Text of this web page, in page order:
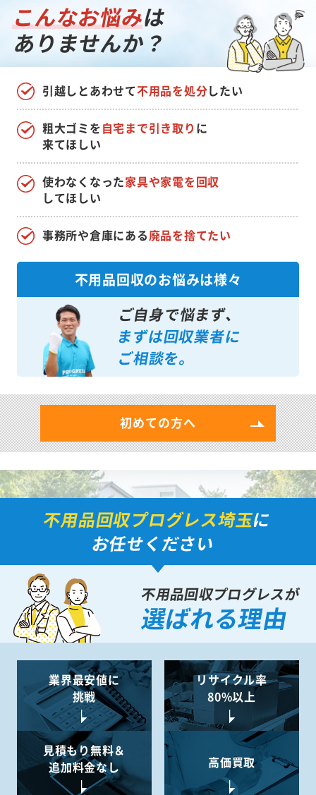
こんなお悩みは
ありませんか？
引越しとあわせて不用品を処分したい
使わなくなった家具や家電を回収
してほしい
粗大ゴミを自宅まで引き取り に
来てほしい
事務所や倉庫にある廃品を捨てたい
不用品回収のお悩みは様々
ご自身で悩まず、
まずは回収業者に
ご相談を。
初めての方へ
不用品回収プログレス埼玉に
お任せください
不用品回収プログレスが
選ばれる理由
業界最安値に
挑戦
リサイクル率
80%以上
見積もり無料＆
追加料金なし
高価買取